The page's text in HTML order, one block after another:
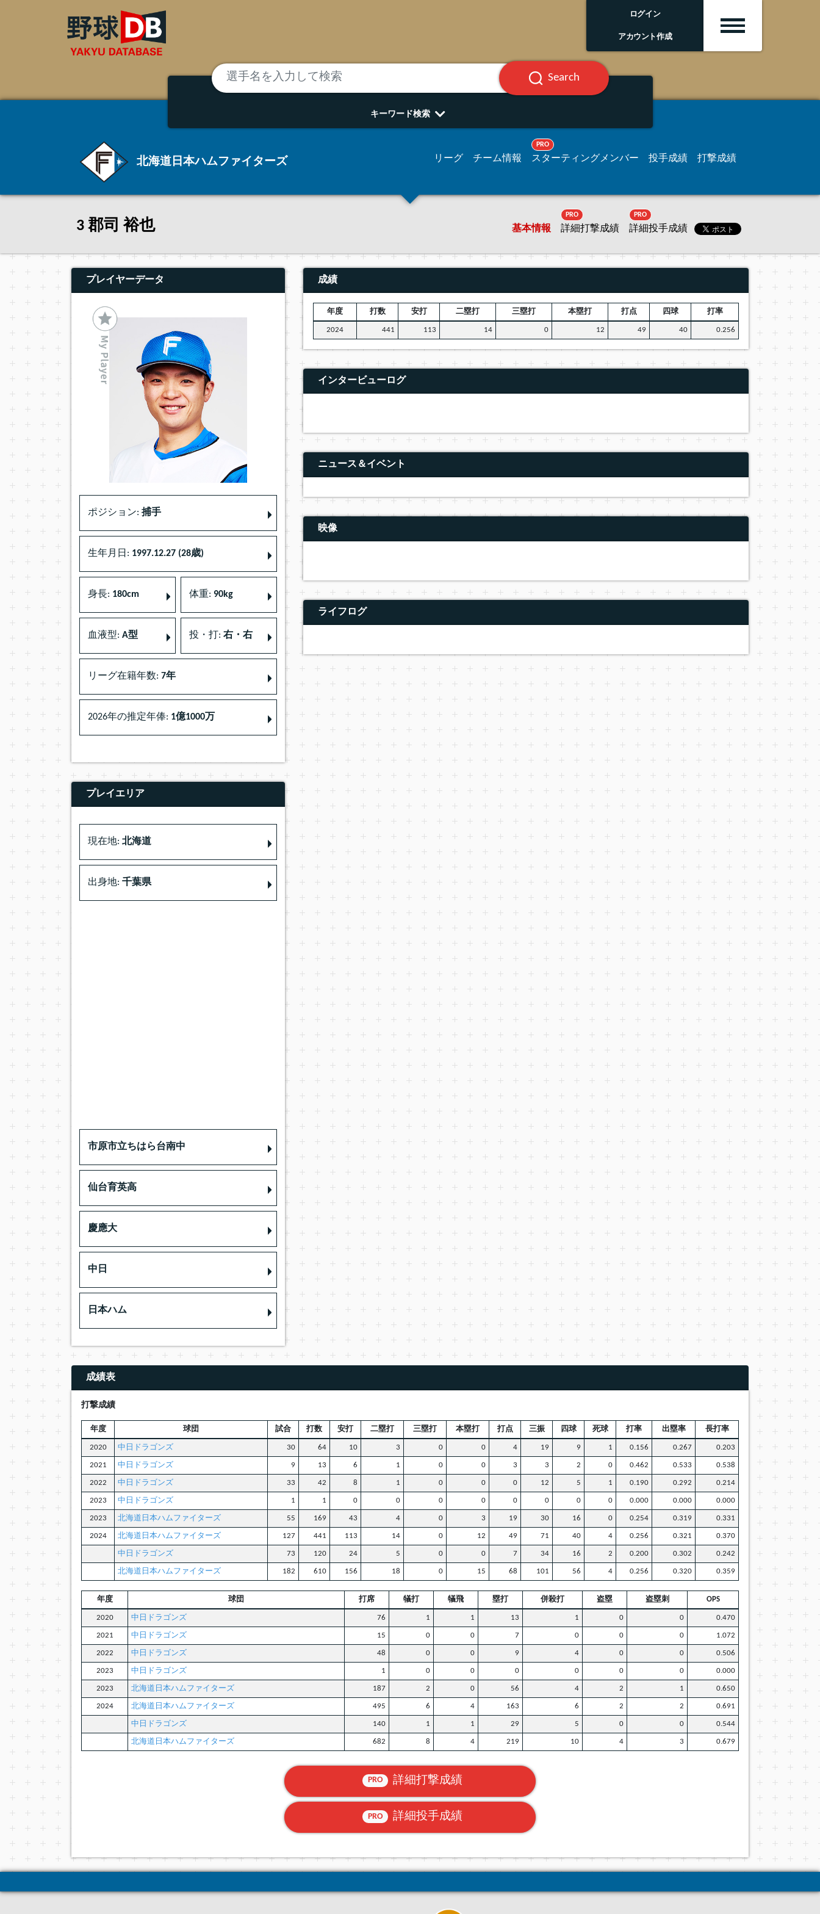
ログイン
アカウント作成
Search
キーワード検索
北海道日本ハムファイターズ リーグ チーム情報
PRO
スターティングメンバー 投手成績 打撃成績
3 郡司 裕也 基本情報
PRO
詳細打撃成績
PRO
詳細投手成績
プレイヤーデータ
ポジション: 捕手
生年月日: 1997.12.27 (28歳)
身長: 180cm 体重: 90kg
血液型: A型 投・打: 右・右
リーグ在籍年数: 7年
2026年の推定年俸: 1億1000万
プレイエリア
現在地: 北海道
出身地: 千葉県
市原市立ちはら台南中
仙台育英高
慶應大
中日
日本ハム
成績
年度 打数 安打 二塁打 三塁打 本塁打 打点 四球 打率
2024 441 113 14 0 12 49 40 0.256
インタービューログ
ニュース＆イベント
映像
ライフログ
成績表
打撃成績
年度 球団 試合 打数 安打 二塁打 三塁打 本塁打 打点 三振 四球 死球 打率 出塁率 長打率
2020 中日ドラゴンズ 30 64 10 3 0 0 4 19 9 1 0.156 0.267 0.203
2021 中日ドラゴンズ 9 13 6 1 0 0 3 3 2 0 0.462 0.533 0.538
2022 中日ドラゴンズ 33 42 8 1 0 0 0 12 5 1 0.190 0.292 0.214
2023 中日ドラゴンズ 1 1 0 0 0 0 0 0 0 0 0.000 0.000 0.000
2023 北海道日本ハムファイターズ 55 169 43 4 0 3 19 30 16 0 0.254 0.319 0.331
2024 北海道日本ハムファイターズ 127 441 113 14 0 12 49 71 40 4 0.256 0.321 0.370
中日ドラゴンズ 73 120 24 5 0 0 7 34 16 2 0.200 0.302 0.242
北海道日本ハムファイターズ 182 610 156 18 0 15 68 101 56 4 0.256 0.320 0.359
年度 球団 打席 犠打 犠飛 塁打 併殺打 盗塁 盗塁刺 OPS
2020 中日ドラゴンズ 76 1 1 13 1 0 0 0.470
2021 中日ドラゴンズ 15 0 0 7 0 0 0 1.072
2022 中日ドラゴンズ 48 0 0 9 4 0 0 0.506
2023 中日ドラゴンズ 1 0 0 0 0 0 0 0.000
2023 北海道日本ハムファイターズ 187 2 0 56 4 2 1 0.650
2024 北海道日本ハムファイターズ 495 6 4 163 6 2 2 0.691
中日ドラゴンズ 140 1 1 29 5 0 0 0.544
北海道日本ハムファイターズ 682 8 4 219 10 4 3 0.679
PRO 詳細打撃成績
PRO 詳細投手成績